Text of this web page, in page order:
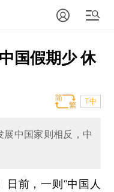
国假期少 休
T中
中国家则相反，中
日前，一则“中国人